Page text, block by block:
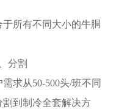
所有不同大小的牛胴
分割
求从50-500头/班不同
到制冷全套解决方